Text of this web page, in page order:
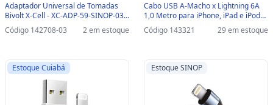
Adaptador Universal de Tomadas
Bivolt X-Cell - XC-ADP-59-SINOP-03 -
XC-ADP-59
Código 142708-03 2 em estoque
Cabo USB A-Macho x Lightning 6A
1,0 Metro para iPhone, iPad e iPod
X-Cell - XC-CD-150 - XC-CD-150
Código 143321 29 em estoque
Estoque Cuiabá Estoque SINOP